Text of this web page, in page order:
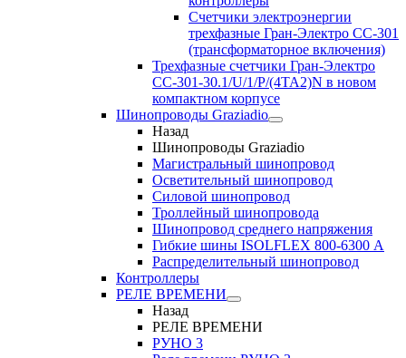
Счетчики электроэнергии
трехфазные Гран-Электро CC-301
(трансформаторное включения)
Трехфазные счетчики Гран-Электро
СС-301-30.1/U/1/P/(4TA2)N в новом
компактном корпусе
Шинопроводы Graziadio
Назад
Шинопроводы Graziadio
Магистральный шинопровод
Осветительный шинопровод
Силовой шинопровод
Троллейный шинопровода
Шинопровод среднего напряжения
Гибкие шины ISOLFLEX 800-6300 А
Распределительный шинопровод
Контроллеры
РЕЛЕ ВРЕМЕНИ
Назад
РЕЛЕ ВРЕМЕНИ
РУНО 3